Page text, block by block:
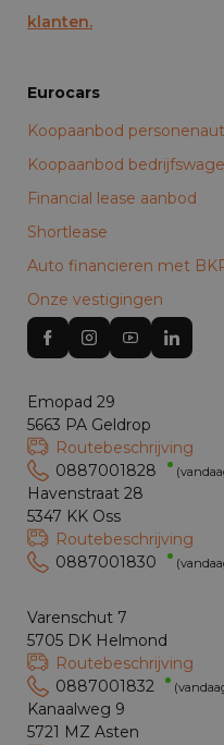
klanten.
Eurocars
Koopaanbod
Koopaanbod
Financial lease aanbod
Shortlease
Auto financieren met
Onze vestigingen
Emopad 29
5663 PA Geldrop
Routebeschrijving
0887001828
Havenstraat 28
5347 KK Oss
Routebeschrijving
0887001830
Varenschut 7
5705 DK Helmond
Routebeschrijving
0887001832
Kanaalweg 9
5721 MZ Asten